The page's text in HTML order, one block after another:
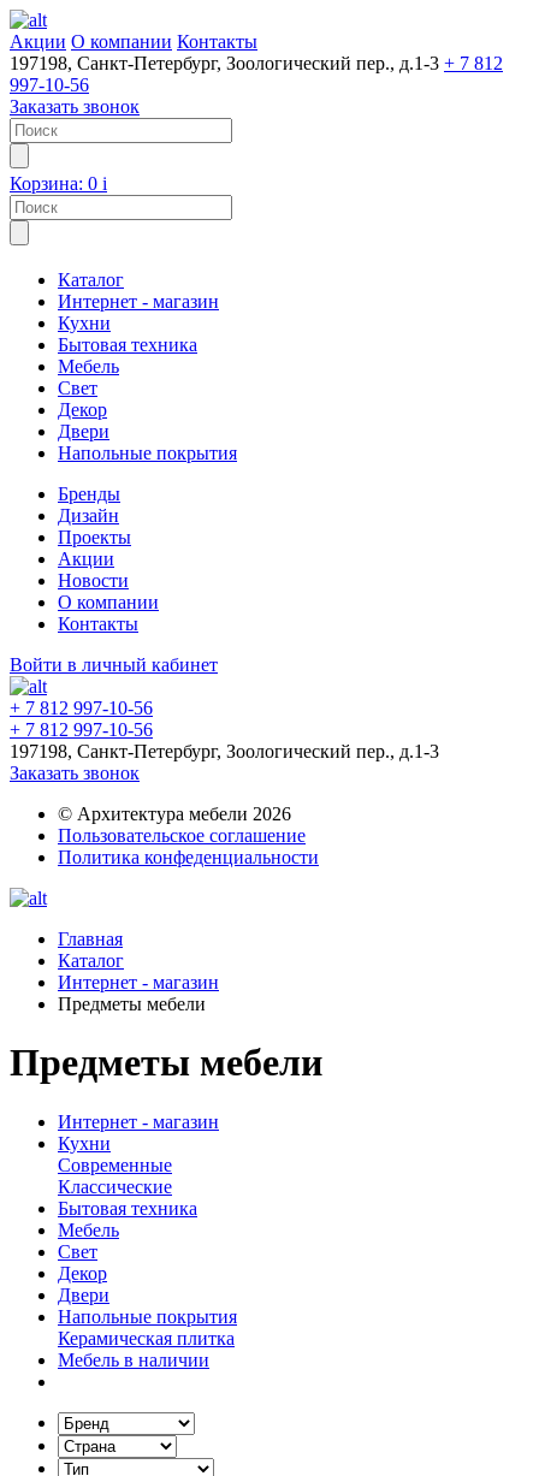
Акции О компании Контакты
197198, Санкт-Петербург, Зоологический пер., д.1-3 + 7 812
997-10-56
Заказать звонок
Корзина: 0 i
Каталог
Интернет - магазин
Кухни
Бытовая техника
Мебель
Свет
Декор
Двери
Напольные покрытия
Бренды
Дизайн
Проекты
Акции
Новости
О компании
Контакты
Войти в личный кабинет
+ 7 812 997-10-56
+ 7 812 997-10-56
197198, Санкт-Петербург, Зоологический пер., д.1-3
Заказать звонок
© Архитектура мебели 2026
Пользовательское соглашение
Политика конфеденциальности
Главная
Каталог
Интернет - магазин
Предметы мебели
Предметы мебели
Интернет - магазин
Кухни
Современные
Классические
Бытовая техника
Мебель
Свет
Декор
Двери
Напольные покрытия
Керамическая плитка
Мебель в наличии